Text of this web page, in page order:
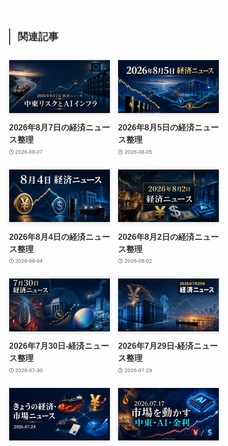
関連記事
2026年8月7日の経済ニュー
ス整理
2026-08-07
2026年8月5日の経済ニュー
ス整理
2026-08-05
2026年8月4日の経済ニュー
ス整理
2026-08-04
2026年8月2日の経済ニュー
ス整理
2026-08-02
2026年7月30日-経済ニュー
ス整理
2026-07-30
2026年7月29日-経済ニュー
ス整理
2026-07-29